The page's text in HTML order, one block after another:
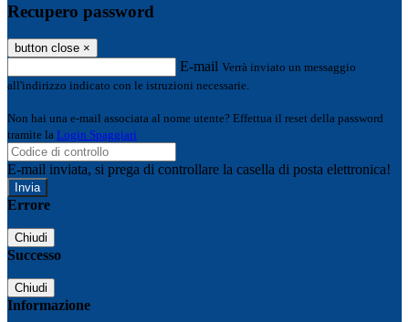
Recupero password
button close ×
E-mail Verrà inviato un messaggio
all'indirizzo indicato con le istruzioni necessarie.
Non hai una e-mail associata al nome utente? Effettua il reset della password
tramite la Login Spaggiari
E-mail inviata, si prega di controllare la casella di posta elettronica!
Errore
Chiudi
Successo
Chiudi
Informazione